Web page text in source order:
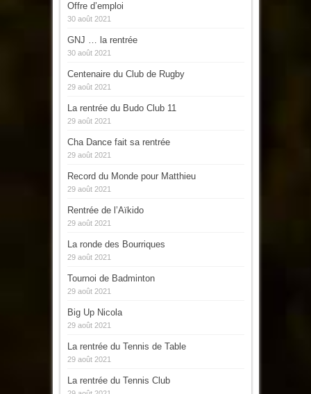
Offre d’emploi
30 août 2021
GNJ … la rentrée
30 août 2021
Centenaire du Club de Rugby
29 août 2021
La rentrée du Budo Club 11
29 août 2021
Cha Dance fait sa rentrée
29 août 2021
Record du Monde pour Matthieu
29 août 2021
Rentrée de l’Aïkido
29 août 2021
La ronde des Bourriques
29 août 2021
Tournoi de Badminton
29 août 2021
Big Up Nicola
29 août 2021
La rentrée du Tennis de Table
29 août 2021
La rentrée du Tennis Club